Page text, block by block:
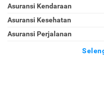
Asuransi Kendaraan
Asuransi Kesehatan
Asuransi Perjalanan